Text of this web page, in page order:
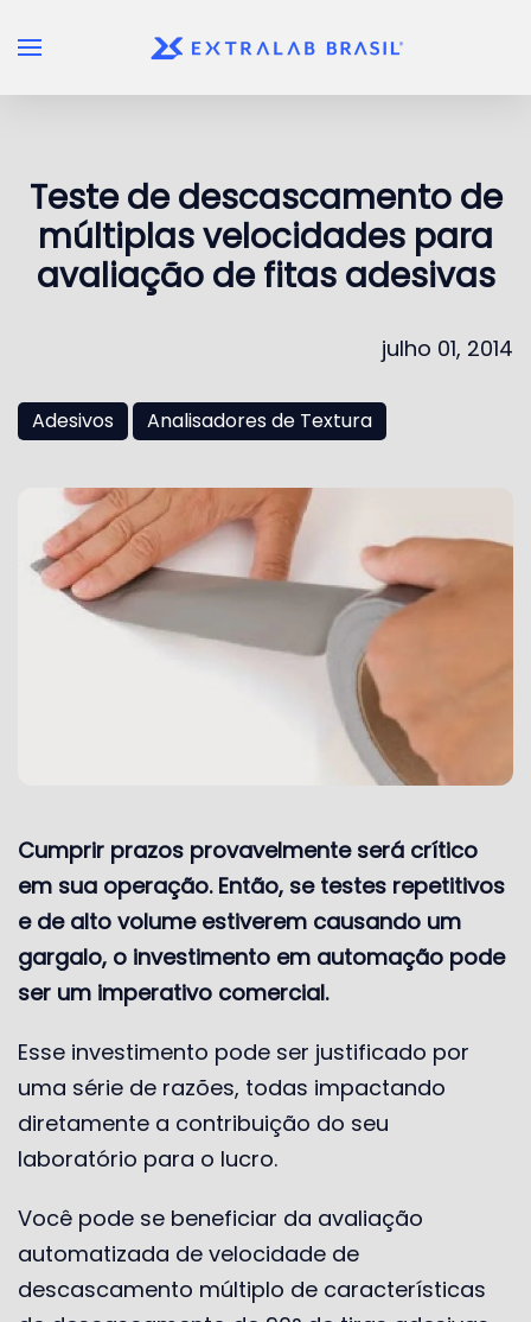
Skip to main content
Teste de descascamento de
múltiplas velocidades para
avaliação de fitas adesivas
julho 01, 2014
Adesivos Analisadores de Textura
Cumprir prazos provavelmente será crítico
em sua operação. Então, se testes repetitivos
e de alto volume estiverem causando um
gargalo, o investimento em automação pode
ser um imperativo comercial.
Esse investimento pode ser justificado por
uma série de razões, todas impactando
diretamente a contribuição do seu
laboratório para o lucro.
Você pode se beneficiar da avaliação
automatizada de velocidade de
descascamento múltiplo de características